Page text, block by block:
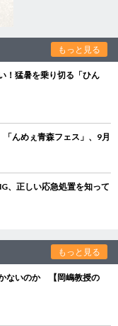
もっと見る
！猛暑を乗り切る「ひん
んめぇ青森フェス」、9月
、正しい応急処置を知って
もっと見る
ないのか 【岡嶋教授の